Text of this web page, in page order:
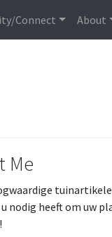
Connect About
Me
nodig heeft om uw